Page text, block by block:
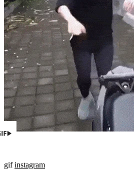
gifinstagram